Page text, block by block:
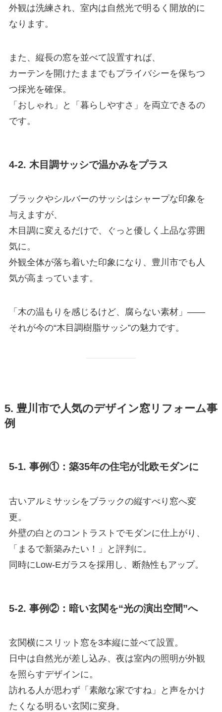
外観は洗練され、室内は自然光で明るく開放的に
なります。
また、縦長の窓を並べて設置すれば、
カーテンを開けたままでもプライバシーを保ちつ
つ採光を確保。
「おしゃれ」と「暮らしやすさ」を両立できるの
です。
4-2. 木目調サッシで温かみをプラス
ブラックやシルバーのサッシはシャープな印象を
与えますが、
木目調に変えるだけで、ぐっと優しく上品な雰囲
気に。
外観全体が落ち着いた印象になり、豊川市でも人
気が高まっています。
「木の温もりを感じるけど、腐らない素材」——
それが今の“木目調樹脂サッシ”の魅力です。
5. 豊川市で人気のデザイン窓リフォーム事
例
5-1. 事例①：築35年の住宅が北欧モダンに
古いアルミサッシをブラックの縦すべり窓へ変
更。
外壁の白とのコントラストでモダンに仕上がり、
「まるで新築みたい！」と評判に。
同時にLow-Eガラスを採用し、断熱性もアップ。
5-2. 事例②：暗い玄関を“光の演出空間”へ
玄関横にスリット窓を3本縦に並べて設置。
日中は自然光が差し込み、夜は室内の照明が外観
を照らすデザインに。
訪れる人が思わず「素敵な家ですね」と声をかけ
たくなる明るい玄関に変身。